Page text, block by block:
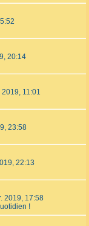
20:14
11:01
23:58
22:13
2019, 17:58
!